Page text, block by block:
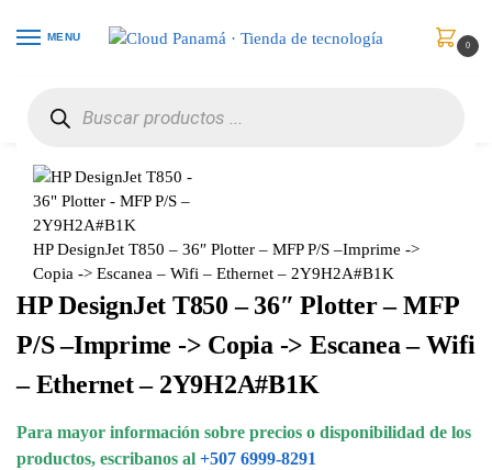
MENU
0
HP DesignJet T850 – 36″ Plotter – MFP P/S –Imprime ->
Copia -> Escanea – Wifi – Ethernet – 2Y9H2A#B1K
HP DesignJet T850 – 36″ Plotter – MFP
P/S –Imprime -> Copia -> Escanea – Wifi
– Ethernet – 2Y9H2A#B1K
Para mayor información sobre precios o disponibilidad de los
productos, escribanos al +507 6999-8291